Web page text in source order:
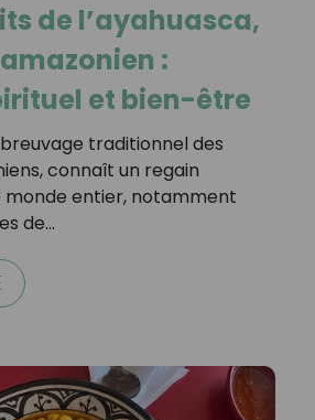
de l’ayahuasca,
:
et bien-être
traditionnel des
connaît un regain
entier, notamment
de…